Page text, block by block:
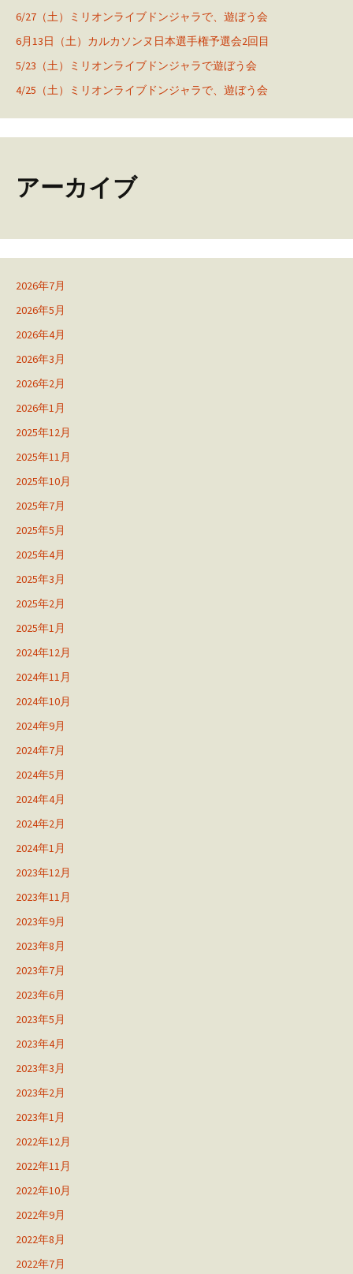
6/27（土）ミリオンライブドンジャラで、遊ぼう会
6月13日（土）カルカソンヌ日本選手権予選会2回目
5/23（土）ミリオンライブドンジャラで遊ぼう会
4/25（土）ミリオンライブドンジャラで、遊ぼう会
アーカイブ
2026年7月
2026年5月
2026年4月
2026年3月
2026年2月
2026年1月
2025年12月
2025年11月
2025年10月
2025年7月
2025年5月
2025年4月
2025年3月
2025年2月
2025年1月
2024年12月
2024年11月
2024年10月
2024年9月
2024年7月
2024年5月
2024年4月
2024年2月
2024年1月
2023年12月
2023年11月
2023年9月
2023年8月
2023年7月
2023年6月
2023年5月
2023年4月
2023年3月
2023年2月
2023年1月
2022年12月
2022年11月
2022年10月
2022年9月
2022年8月
2022年7月